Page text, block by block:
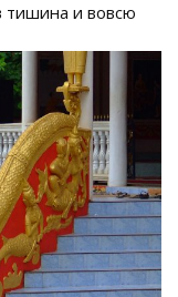
тишина и вовсю